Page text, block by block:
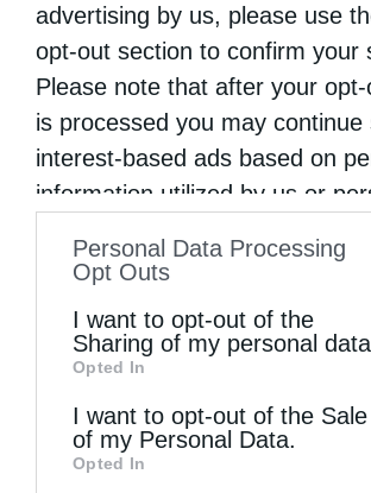
advertising by us, please use
opt-out section to confirm your
Please note that after your
is processed you may continue
interest-based ads based on
information utilized by us or
to your opt-out. You may
information by third parties on
of downstream participants. This
information may also be
third parties on theIAB’s List of
Downstream Participants
Personal Data Processing
Opt Outs
I want to opt-out of the
Sharing of my personal
Opted In
I want to opt-out of the Sale
of my Personal Data.
Opted In
Τελευταία άρθρα